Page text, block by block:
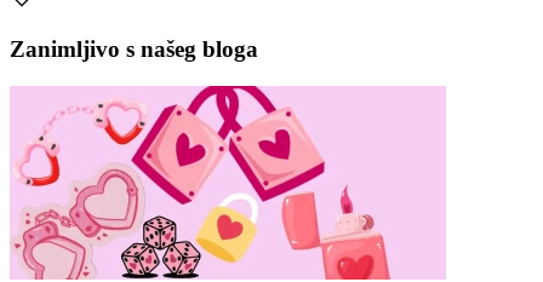
Zanimljivo s našeg bloga